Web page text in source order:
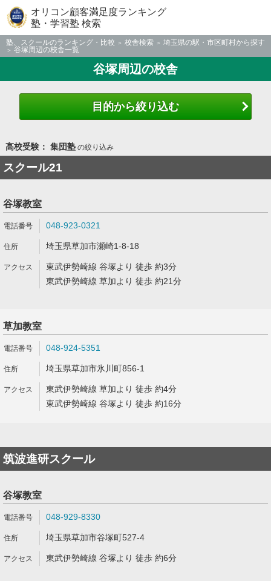
オリコン顧客満足度ランキング
塾・学習塾 検索
塾、スクールのランキング・比較 校舎検索
埼玉県の駅・市区町村から探す
谷塚周辺の校舎一覧
谷塚周辺の校舎
目的から絞り込む
高校受験： 集団塾の絞り込み
スクール21
谷塚教室
048-923-0321
埼玉県草加市瀬崎1-8-18
東武伊勢崎線 谷塚より 徒歩 約3分
東武伊勢崎線 草加より 徒歩 約21分
草加教室
048-924-5351
埼玉県草加市氷川町856-1
東武伊勢崎線 草加より 徒歩 約4分
東武伊勢崎線 谷塚より 徒歩 約16分
筑波進研スクール
谷塚教室
048-929-8330
埼玉県草加市谷塚町527-4
東武伊勢崎線 谷塚より 徒歩 約6分